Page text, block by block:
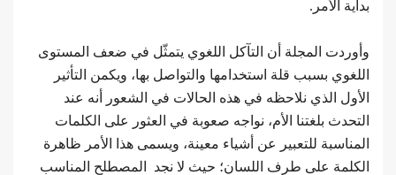
بداية الأمر.
وأوردت المجلة أن التآكل اللغوي يتمثّل في ضعف المستوى
اللغوي بسبب قلة استخدامها والتواصل بها، ويكمن التأثير
الأول الذي نلاحظه في هذه الحالات في الشعور أنه عند
التحدث بلغتنا الأم، نواجه صعوبة في العثور على الكلمات
المناسبة للتعبير عن أشياء معينة، ويسمى هذا الأمر ظاهرة
الكلمة على طرف اللسان؛ حيث لا نجد المصطلح المناسب